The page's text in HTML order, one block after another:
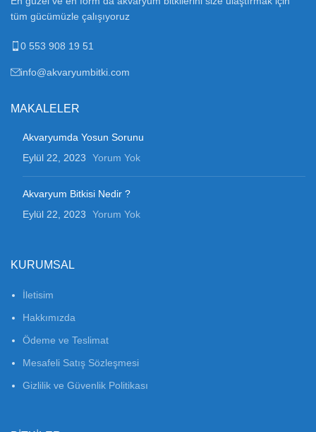
tüm gücümüzle çalışıyoruz
0 553 908 19 51
info@akvaryumbitki.com
MAKALELER
Akvaryumda Yosun Sorunu
Eylül 22, 2023
Yorum Yok
Akvaryum Bitkisi Nedir ?
Eylül 22, 2023
Yorum Yok
KURUMSAL
İletisim
Hakkımızda
Ödeme ve Teslimat
Mesafeli Satış Sözleşmesi
Gizlilik ve Güvenlik Politikası